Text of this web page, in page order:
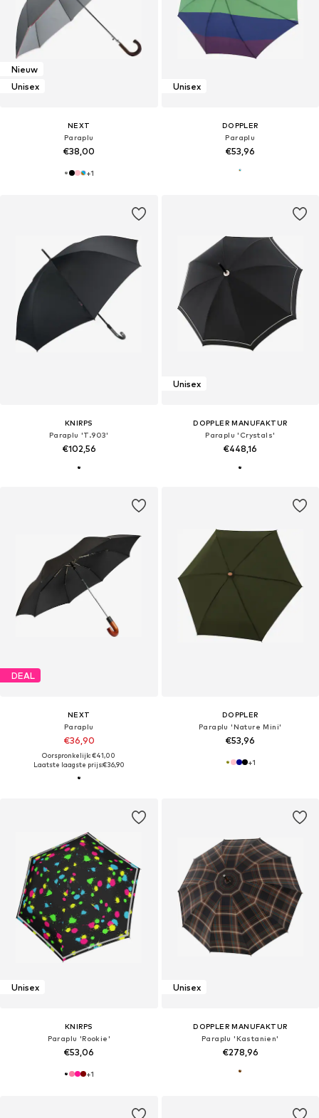
Nieuw
Unisex
NEXT
Paraplu
€38,00
+1
Unisex
DOPPLER
Paraplu
€53,96
KNIRPS
Paraplu 'T.903'
€102,56
Unisex
DOPPLER MANUFAKTUR
Paraplu 'Crystals'
€448,16
DEAL
NEXT
Paraplu
€36,90
Oorspronkelijk: €41,00
Laatste laagste prijs:€36,90
DOPPLER
Paraplu 'Nature Mini'
€53,96
+1
Unisex
KNIRPS
Paraplu 'Rookie'
€53,06
+1
Unisex
DOPPLER MANUFAKTUR
Paraplu 'Kastanien'
€278,96